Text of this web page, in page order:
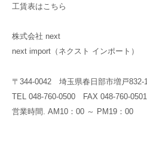
工賃表はこちら
株式会社 next
next import（ネクスト インポート）
〒344-0042 埼玉県春日部市増戸832-1
TEL 048-760-0500 FAX 048-760-0501
営業時間. AM10：00 ～ PM19：00